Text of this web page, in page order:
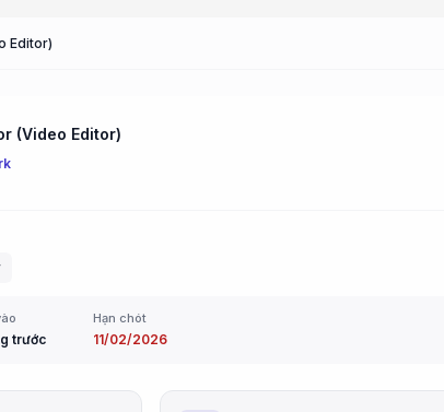
Editor)
(Video Editor)
trước
Hạn chót
11/02/2026